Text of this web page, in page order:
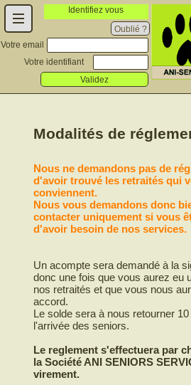
Identifiez vous
Oublié ?
Votre email
Votre identifiant
Validez
Modalités de
Nous ne demandons pas de
d'avoir trouvé les retraités qui
conviennent.
Nous vous demandons donc
contacter uniquement si vous
d'avoir besoin de nos services.
Un acompte sera demandé à la
donc une fois que vous aurez eu
nos retraités et que vous nous
accord.
Le solde sera à nous retourner
l'arrivée des seniors.
Le reglement s'effectuera par
la Société ANI SENIORS
virement.